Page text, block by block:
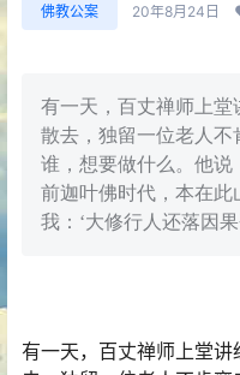
佛教公案 20年8月24日
有一天，百丈禅师上堂
散去，独留一位老人不
谁，想要做什么。他说
前迦叶佛时代，本在此
我：‘大修行人还落因
有一天，百丈禅师上堂